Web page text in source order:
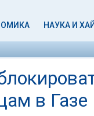
НАУКА И
в Газе